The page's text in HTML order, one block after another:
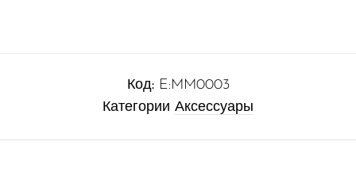
Код: E:MM0003
Категории Аксессуары